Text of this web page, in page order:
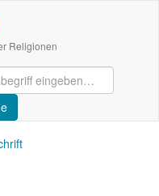
Religionen